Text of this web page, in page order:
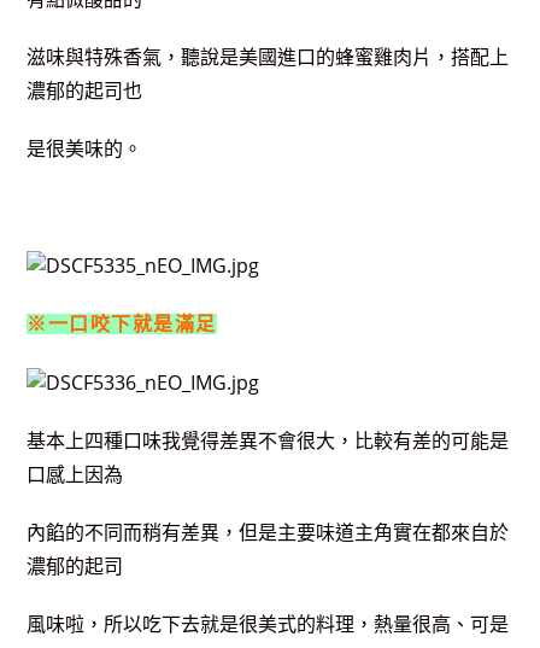
滋味與特殊香氣，聽說是美國進口的蜂蜜雞肉片，搭配上
濃郁的起司也
是很美味的。
※一口咬下就是滿足
基本上四種口味我覺得差異不會很大，比較有差的可能是
口感上因為
內餡的不同而稍有差異，但是主要味道主角實在都來自於
濃郁的起司
風味啦，所以吃下去就是很美式的料理，熱量很高、可是